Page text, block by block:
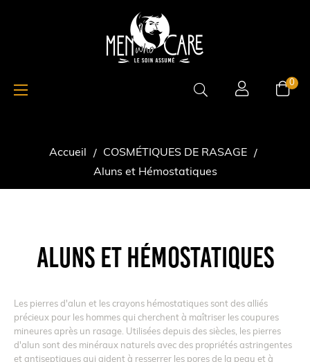
0
Basculer
la
☰
Accueil
COSMÉTIQUES DE RASAGE
Aluns et Hémostatiques
ALUNS ET HÉMOSTATIQUES
Les pierres d'alun et les crayons hémostatiques sont des alliés
précieux pour les hommes qui cherchent à maîtriser les coupures
mineures après un rasage. Utilisées depuis des siècles, les pierres
d'alun sont des minéraux naturels avec des propriétés astringentes
et antiseptiques qui aident à resserrer les pores de la peau et à